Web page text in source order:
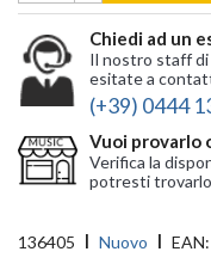
Chiedi ad un
Il nostro staff di
esitate a
(+39) 0444
Vuoi provarlo
Verifica la
potresti
136405 Nuovo EAN: